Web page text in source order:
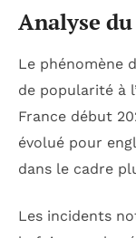
Analyse
Le phénomène
de popularité à
France début
évolué pour
dans le cadre
Les incidents